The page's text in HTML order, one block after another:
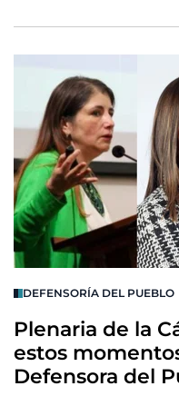
DEFENSORÍA DEL PUEBLO
Plenaria de la
estos
Defensora del